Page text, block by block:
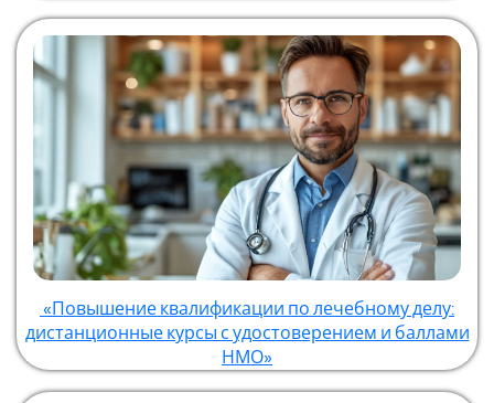
«Повышение квалификации по лечебному делу:
дистанционные курсы с удостоверением и баллами
НМО»